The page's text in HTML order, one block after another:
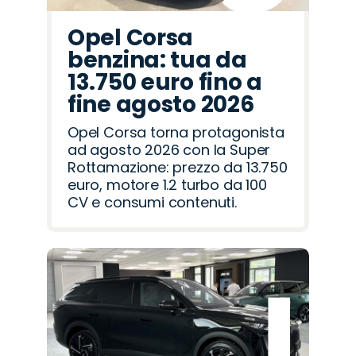
Opel Corsa
benzina: tua da
13.750 euro fino a
fine agosto 2026
Opel Corsa torna protagonista
ad agosto 2026 con la Super
Rottamazione: prezzo da 13.750
euro, motore 1.2 turbo da 100
CV e consumi contenuti.